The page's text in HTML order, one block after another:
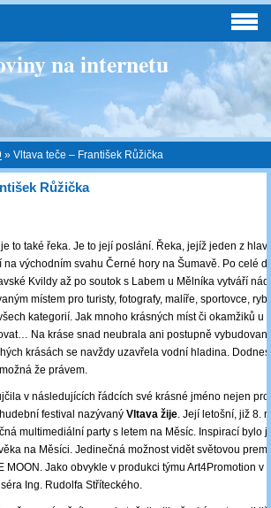
na internetu
» Vltava teče ‒ František Růžička
Růžička
to také řeka. Je to její poslání. Řeka, jejíž jeden z
na východním svahu Černé hory na Šumavě. Po celé
Kvildy až po soutok s Labem u Mělníka vytváří
místem pro turisty, fotografy, malíře, sportovce,
kategorií. Jak mnoho krásných míst či okamžiků u
Na kráse snad neubrala ani postupně
krásách se navždy uzavřela vodní hladina.
že právem.
v následujících řádcích své krásné jméno nejen
festival nazývaný Vltava žije. Její letošní, již 8.
multimediální party s letem na Měsíc. Inspirací bylo
na Měsíci. Jedinečná možnost vidět světovou
MOON. Jako obvykle v produkci týmu Art4Promotion v
Ing. Rudolfa Stříteckého.